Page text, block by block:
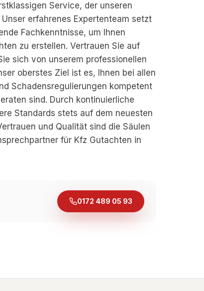
Service, der unseren
erfahrenes Expertenteam setzt
Fachkenntnisse, um Ihnen
zu erstellen. Vertrauen Sie auf
sich von unserem professionellen
oberstes Ziel ist es, Ihnen bei allen
Schadensregulierungen kompetent
sind. Durch kontinuierliche
Standards stets auf dem neuesten
und Qualität sind die Säulen
für Kfz Gutachten in
0172 489 05 93